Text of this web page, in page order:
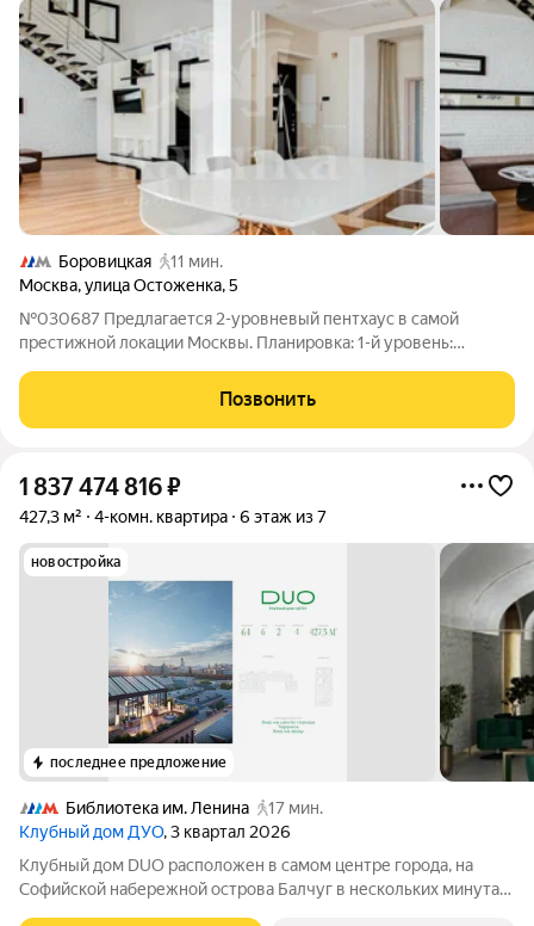
Боровицкая
11 мин.
Москва,улица Остоженка,5
№030687 Предлагается 2-уровневый пентхаус в самой
престижной локации Москвы. Планировка: 1-й уровень:
санузла, 2 гардеробные, 2 спальни, постирочная, два входа в
квартиру. 2-й уровень:
Позвонить
1 837 474 816₽
427,3 м² 4-комн. квартира 6 этаж из 7
новостройка
последнее предложение
Библиотека им. Ленина
17 мин.
Клубный дом ДУО, 3 квартал 2026
Клубный дом DUO расположен в самом центре города, на
Софийской набережной острова Балчуг в нескольких минутах